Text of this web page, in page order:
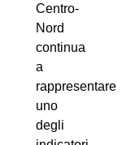
Centro-
Nord
continua
a
rappresentare
uno
degli